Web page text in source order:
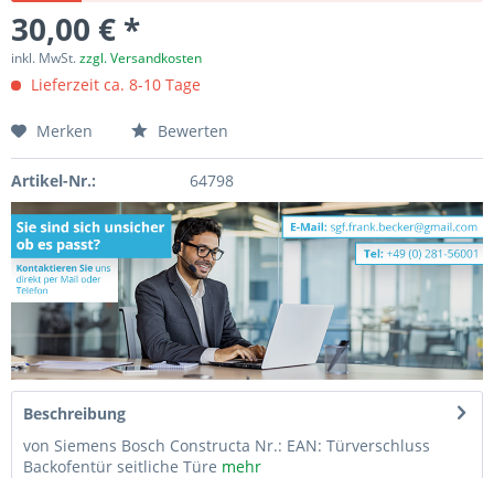
30,00 € *
inkl. MwSt.zzgl. Versandkosten
Lieferzeit ca. 8-10 Tage
Merken Bewerten
Artikel-Nr.: 64798
Beschreibung
von Siemens Bosch Constructa Nr.: EAN: Türverschluss
Backofentür seitliche Türe mehr